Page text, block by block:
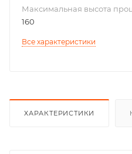
Максимальная высота
160
Все характеристики
ХАРАКТЕРИСТИКИ